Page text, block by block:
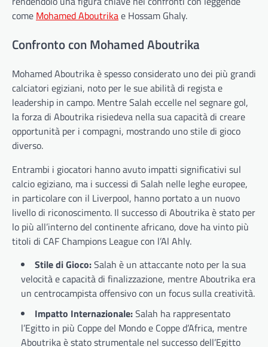
come Mohamed Aboutrikae Hossam Ghaly.
Confronto con Mohamed Aboutrika
Mohamed Aboutrika è spesso considerato uno dei più grandi
calciatori egiziani, noto per le sue abilità di regista e
leadership in campo. Mentre Salah eccelle nel segnare gol,
la forza di Aboutrika risiedeva nella sua capacità di creare
opportunità per i compagni, mostrando uno stile di gioco
diverso.
Entrambi i giocatori hanno avuto impatti significativi sul
calcio egiziano, ma i successi di Salah nelle leghe europee,
in particolare con il Liverpool, hanno portato a un nuovo
livello di riconoscimento. Il successo di Aboutrika è stato per
lo più all’interno del continente africano, dove ha vinto più
titoli di CAF Champions League con l’Al Ahly.
Stile di Gioco:Salah è un attaccante noto per la sua
velocità e capacità di finalizzazione, mentre Aboutrika era
un centrocampista offensivo con un focus sulla creatività.
Impatto Internazionale:Salah ha rappresentato
l’Egitto in più Coppe del Mondo e Coppe d’Africa, mentre
Aboutrika è stato strumentale nel successo dell’Egitto